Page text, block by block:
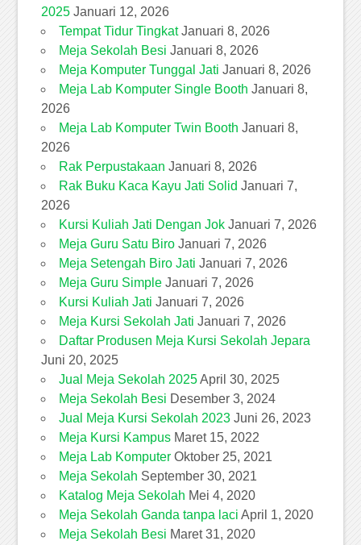
2025 Januari 12, 2026
Tempat Tidur Tingkat Januari 8, 2026
Meja Sekolah Besi Januari 8, 2026
Meja Komputer Tunggal Jati Januari 8, 2026
Meja Lab Komputer Single Booth Januari 8,
2026
Meja Lab Komputer Twin Booth Januari 8,
2026
Rak Perpustakaan Januari 8, 2026
Rak Buku Kaca Kayu Jati Solid Januari 7,
2026
Kursi Kuliah Jati Dengan Jok Januari 7, 2026
Meja Guru Satu Biro Januari 7, 2026
Meja Setengah Biro Jati Januari 7, 2026
Meja Guru Simple Januari 7, 2026
Kursi Kuliah Jati Januari 7, 2026
Meja Kursi Sekolah Jati Januari 7, 2026
Daftar Produsen Meja Kursi Sekolah Jepara
Juni 20, 2025
Jual Meja Sekolah 2025 April 30, 2025
Meja Sekolah Besi Desember 3, 2024
Jual Meja Kursi Sekolah 2023 Juni 26, 2023
Meja Kursi Kampus Maret 15, 2022
Meja Lab Komputer Oktober 25, 2021
Meja Sekolah September 30, 2021
Katalog Meja Sekolah Mei 4, 2020
Meja Sekolah Ganda tanpa laci April 1, 2020
Meja Sekolah Besi Maret 31, 2020